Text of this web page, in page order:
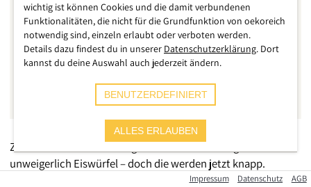
Zu einem kühlen Getränk gehören an heißen Tagen
unweigerlich Eiswürfel – doch die werden jetzt knapp.
Zumindest in Spanien, wo eine Rekordhitze die
Impressum Datenschutz AGB
wichtig ist können Cookies und die damit verbundenen
Funktionalitäten, die nicht für die Grundfunktion von oekoreich
notwendig sind, einzeln erlaubt oder verboten werden.
Details dazu findest du in unserer Datenschutzerklärung. Dort
kannst du deine Auswahl auch jederzeit ändern.
BENUTZERDEFINIERT
ALLES ERLAUBEN